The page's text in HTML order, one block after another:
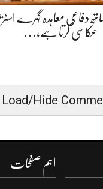
دفاعی معاہدہ گہرے
عکاسی کرتا ہے،…
Load/Hide
اہم صفحات